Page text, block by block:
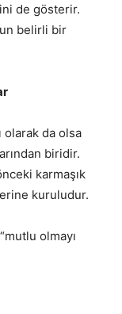
de gösterir.
belirli bir
olarak da olsa
biridir.
karmaşık
kuruludur.
olmayı